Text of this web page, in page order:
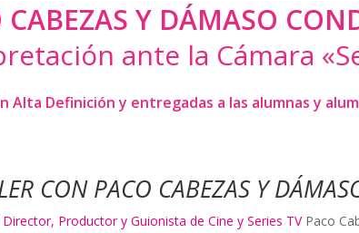
CABEZAS Y DÁMASO
ante la Cámara
Alta Definición y entregadas a las alumnas y
CON PACO CABEZAS Y
Director, Productor y Guionista de Cine y Series TVPaco